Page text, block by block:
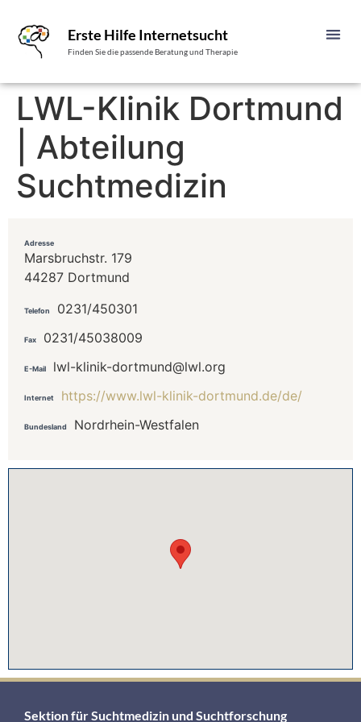
Erste Hilfe Internetsucht
Finden Sie die passende Beratung und Therapie
LWL-Klinik Dortmund
| Abteilung
Suchtmedizin
Adresse
Marsbruchstr. 179
44287 Dortmund
Telefon 0231/450301
Fax 0231/45038009
E-Mail lwl-klinik-dortmund@lwl.org
Internet https://www.lwl-klinik-dortmund.de/de/
Bundesland Nordrhein-Westfalen
Sektion für Suchtmedizin und Suchtforschung